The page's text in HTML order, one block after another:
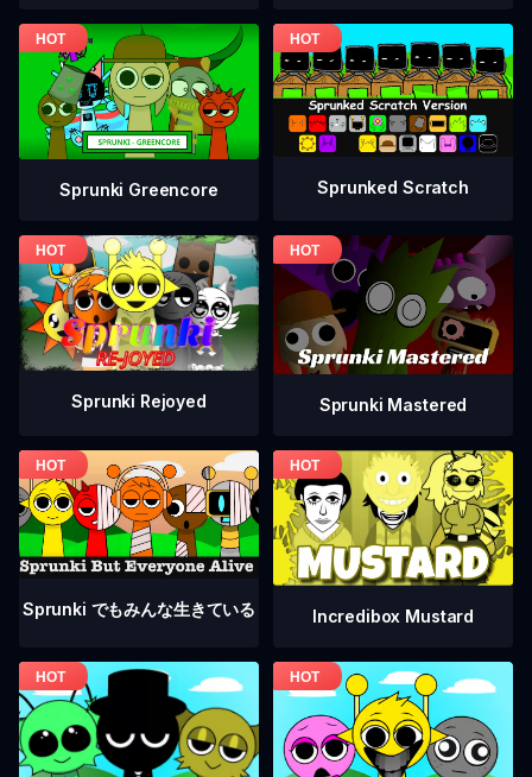
Sprunki Greencore Sprunked Scratch
Sprunki Rejoyed Sprunki Mastered
Sprunki でもみんな生きている Incredibox Mustard